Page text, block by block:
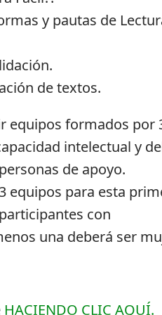
y pautas de
de textos.
equipos formados por
intelectual y
de apoyo.
equipos para esta
con
una deberá ser
HACIENDO CLIC AQUÍ.